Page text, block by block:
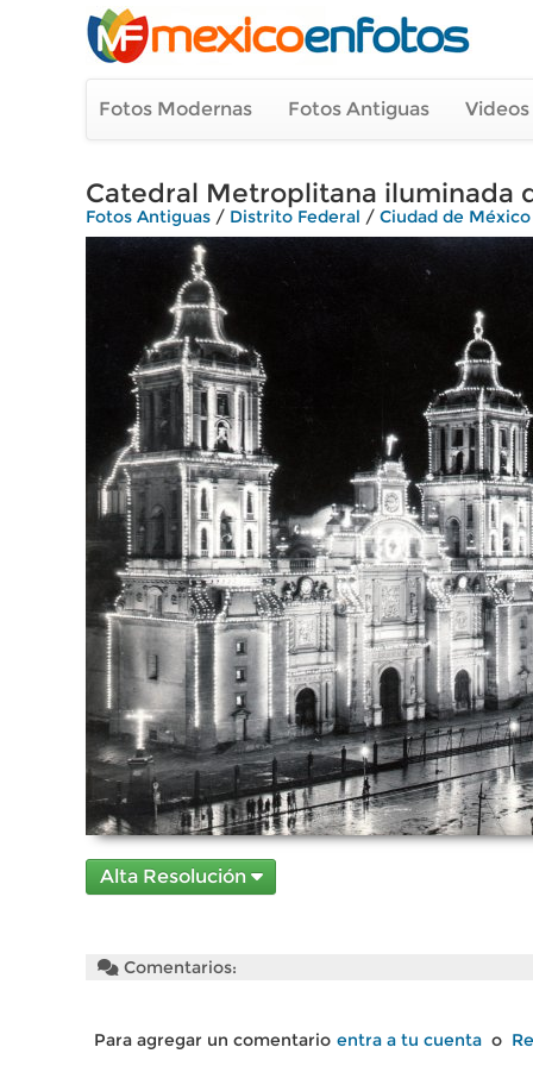
Fotos Modernas Fotos Antiguas
Catedral Metroplitana iluminada
Fotos Antiguas / Distrito Federal / Ciudad de México
Alta Resolución
Comentarios:
Para agregar un comentario entra a tu cuenta o